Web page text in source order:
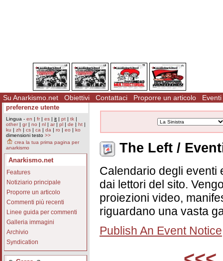
Su Anarkismo.net Obiettivi Contattaci Proporre un articolo Eventi
preferenze utente
Lingua - en | fr| es | it | pt | tk |
other| gr| no | nl | ar| pl | de | ht |
ku | zh | cs | ca | da | ro | eo | ko
dimensioni testo >>
crea la tua prima pagina per
anarkismo
Anarkismo.net
Features
Notiziario principale
Proporre un articolo
Commenti più recenti
Linee guida per commenti
Galleria immagini
Archivio
Syndication
The Left /
Calendario degli eventi
dai lettori del sito.
proiezioni video,
riguardano una vasta
Publish An Event Notice